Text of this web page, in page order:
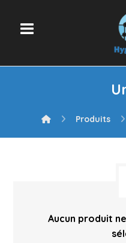
Produits
Aucun produit